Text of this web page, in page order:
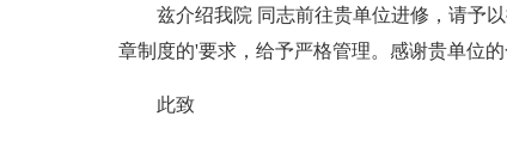
兹介绍我院 同志前往贵单位进修，请予
章制度的'要求，给予严格管理。感谢贵单位
此致